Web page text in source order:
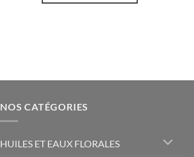
NOS CATÉGORIES
HUILES ET EAUX FLORALES